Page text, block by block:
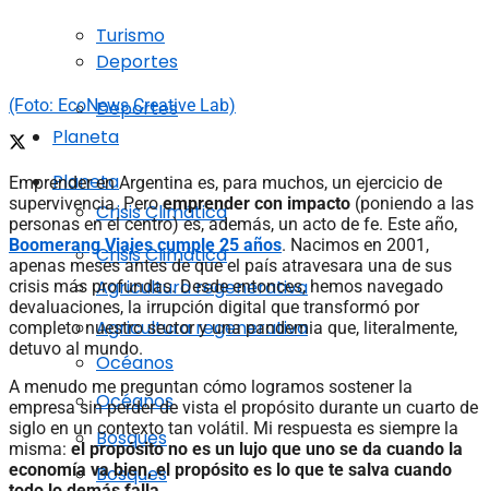
Deportes
Planeta
Crisis Climática
Agricultura regenerativa
Océanos
Bosques
Turismo
Deportes
Planeta
Crisis Climática
Agricultura regenerativa
Océanos
Bosques
(Foto: EcoNews Creative Lab)
Emprender en Argentina es, para muchos, un ejercicio de
supervivencia. Peroemprender con impacto (poniendo a las
personas en el centro) es, además, un acto de fe. Este año,
Boomerang Viajes cumple 25 años. Nacimos en 2001,
apenas meses antes de que el país atravesara una de sus
crisis más profundas. Desde entonces, hemos navegado
devaluaciones, la irrupción digital que transformó por
completo nuestro sector y una pandemia que, literalmente,
detuvo al mundo.
A menudo me preguntan cómo logramos sostener la
empresa sin perder de vista el propósito durante un cuarto de
siglo en un contexto tan volátil. Mi respuesta es siempre la
misma: el propósito no es un lujo que uno se da cuando la
economía va bien, el propósito es lo que te salva cuando